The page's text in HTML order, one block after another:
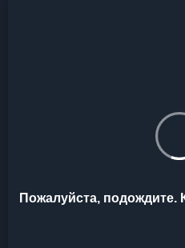
Пожалуйста, подождите.